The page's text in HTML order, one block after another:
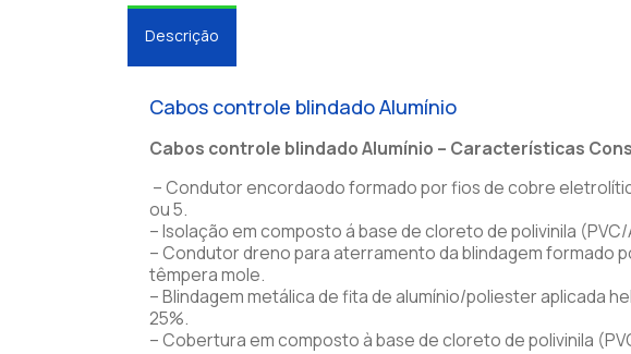
Descrição
Cabos controle blindado Alumínio
Cabos controle blindado Alumínio – Características
– Condutor encordaodo formado por fios de cobre
ou 5.
– Isolação em composto á base de cloreto de polivinila (PVC/
– Condutor dreno para aterramento da blindagem formado
têmpera mole.
– Blindagem metálica de fita de alumínio/poliester aplicada
25%.
– Cobertura em composto à base de cloreto de polivinila